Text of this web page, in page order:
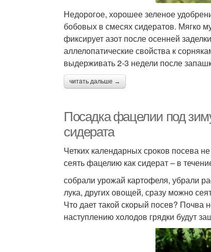
Недорогое, хорошее зеленое
бобовых в смесях сидератов. Мягко
фиксирует азот после осенней
аллелопатические свойства к
выдерживать 2-3 недели после
читать дальше →
Посадка фацелии под
сидерата
Четких календарных сроков посева
сеять фацелию как сидерат – в
собрали урожай картофеля, убрали
лука, других овощей, сразу можно
Что дает такой скорый посев? Почва
наступлению холодов грядки будут